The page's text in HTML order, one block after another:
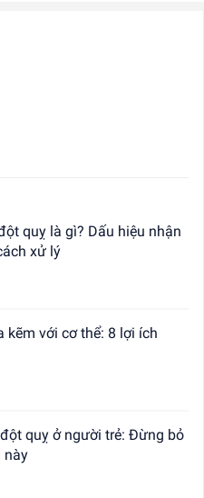
quỵ là gì? Dấu hiệu nhận
xử lý
kẽm với cơ thể: 8 lợi ích
quỵ ở người trẻ: Đừng bỏ
này